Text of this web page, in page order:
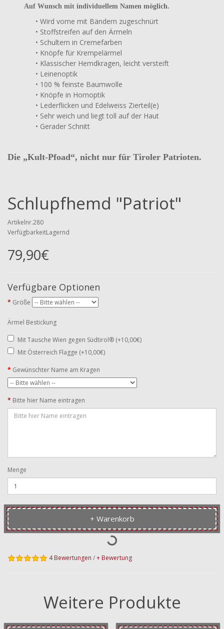
Auf Wunsch mit individuellem Namen möglich.
• Wird vorne mit Bändern zugeschnürt
• Stoffstreifen auf den Ärmeln
• Schultern in Cremefarben
• Knöpfe für Krempelärmel
• Klassischer Hemdkragen, leicht versteift
• Leinenoptik
• 100 % feinste Baumwolle
• Knöpfe in Hornoptik
• Lederflicken und Edelweiss Zierteil(e)
• Sehr weich und liegt toll auf der Haut
• Gerader Schnitt
Die „Kult-Pfoad“, nicht nur für Tiroler Patrioten.
Schlupfhemd "Patriot"
Artikelnr.280
VerfügbarkeitLagernd
79,90€
Verfügbare Optionen
Größe
Ärmel Bestickung
Mit Tausche Wien gegen Südtirol® (+10,00€)
Mit Österreich Flagge (+10,00€)
Gewünschter Name am Kragen
Bitte hier Name eintragen
Menge
+ Warenkorb
4 Bewertungen /+ Bewertung
Weitere Produkte